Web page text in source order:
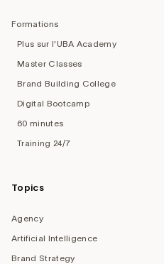
Formations
Plus sur l'UBA Academy
Master Classes
Brand Building College
Digital Bootcamp
60 minutes
Training 24/7
Topics
Agency
Artificial Intelligence
Brand Strategy